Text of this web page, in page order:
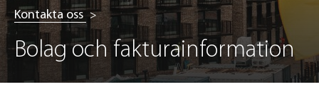
Kontakta oss
Bolag och fakturainformation